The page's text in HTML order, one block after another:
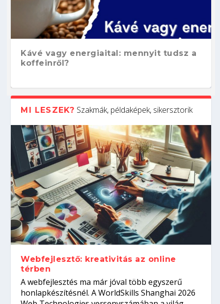
Kávé vagy energiaital: mennyit tudsz a
koffeinről?
Hogyan készíts ATS-barát önéletrajzot?
Így növelheted az esélyedet az
állásinterjúra...
Kitalálod, mire használják ezeket a
gépeket?
Nem sikerült az egyetemi felvételi?
Tanulj szakmát!
Szoftverfejlesztő: verseny kódban –
amikor néhány sor program dönti el a
világversenyt...
MI LESZEK? Szakmák, példaképek, sikersztorik
Webfejlesztő: kreativitás az online
térben
A webfejlesztés ma már jóval több egyszerű
honlapkészítésnél. A WorldSkills Shanghai 2026